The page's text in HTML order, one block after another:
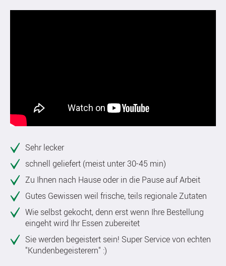
Sehr lecker
schnell geliefert (meist unter 30-45 min)
Zu Ihnen nach Hause oder in die Pause auf Arbeit
Gutes Gewissen weil frische, teils regionale Zutaten
Wie selbst gekocht, denn erst wenn Ihre Bestellung
eingeht wird Ihr Essen zubereitet
Sie werden begeistert sein! Super Service von echten
"Kundenbegeisterern" :)